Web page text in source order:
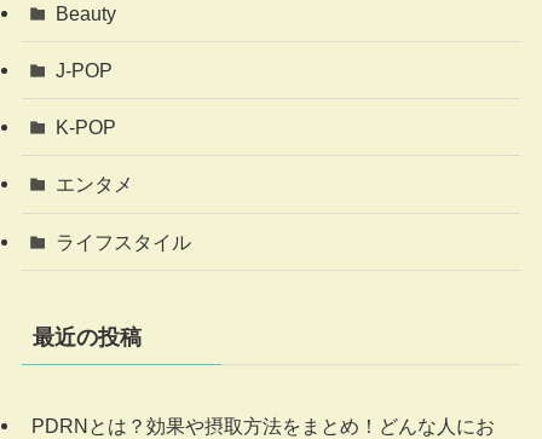
Beauty
J-POP
K-POP
エンタメ
ライフスタイル
最近の投稿
PDRNとは？効果や摂取方法をまとめ！どんな人にお